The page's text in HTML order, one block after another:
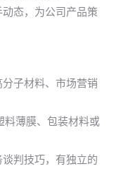
态，为公司产品策
子材料、市场营销
料薄膜、包装材料或
判技巧，有独立的